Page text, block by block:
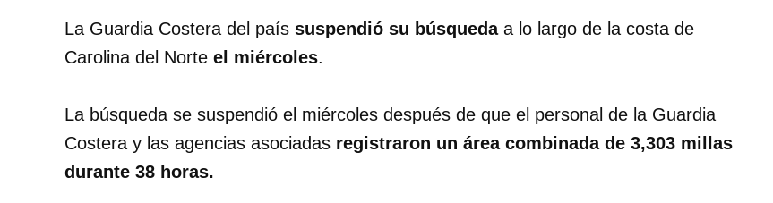
La Guardia Costera del país suspendió su búsquedaa lo largo de la costa de
Carolina del Norte el miércoles.
La búsqueda se suspendió el miércoles después de que el personal de la Guardia
Costera y las agencias asociadas registraron un área combinada de 3,303 millas
durante 38 horas.